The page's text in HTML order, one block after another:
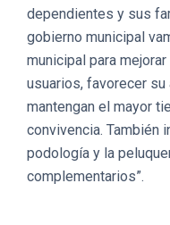
dependientes y sus
gobierno municipal
municipal para
usuarios, favorecer
mantengan el mayor
convivencia. También
podología y la
complementarios”.